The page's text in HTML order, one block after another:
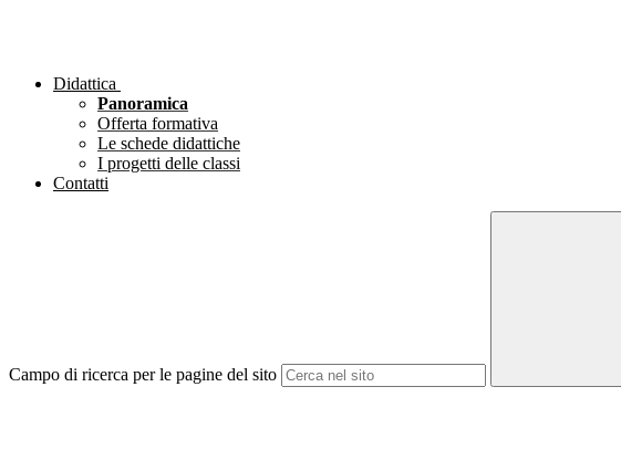
Didattica
Panoramica
Offerta formativa
Le schede didattiche
I progetti delle classi
Contatti
Campo di ricerca per le pagine del sito